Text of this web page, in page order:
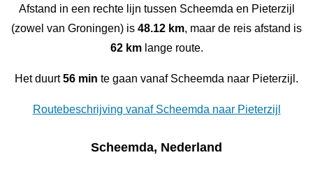
Afstand in een rechte lijn tussen Scheemda en Pieterzijl
(zowel van Groningen) is 48.12 km, maar de reis afstand is
62 kmlange route.
Het duurt56 min te gaan vanaf Scheemda naar Pieterzijl.
Routebeschrijving vanaf Scheemda naar Pieterzijl
Scheemda, Nederland